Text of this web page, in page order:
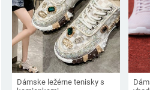
Dámske ležérne tenisky s